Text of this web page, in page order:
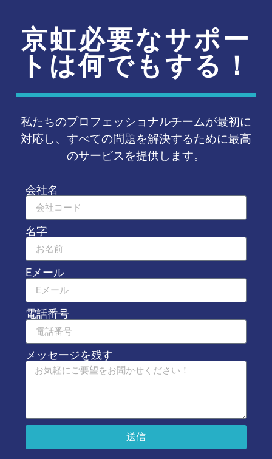
京虹必要なサポー
トは何でもする！
私たちのプロフェッショナルチームが最初に
対応し、すべての問題を解決するために最高
のサービスを提供します。
会社名
名字
Eメール
電話番号
メッセージを残す
送信